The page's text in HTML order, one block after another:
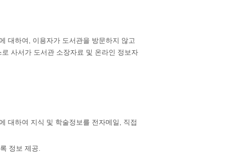
대하여, 이용자가 도서관을 방문하지 않고
사서가 도서관 소장자료 및 온라인 정보자
대하여 지식 및 학술정보를 전자메일, 직접
정보 제공.